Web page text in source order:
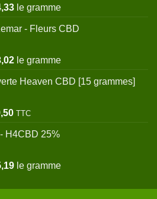
le gramme
- Fleurs CBD
le gramme
Heaven CBD [15 grammes]
Le
actuel
€59,50.
TTC
H4CBD 25%
le gramme